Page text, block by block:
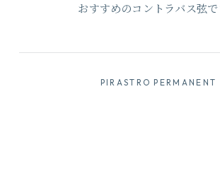
おすすめのコントラバス弦で
PIRASTRO PERMANENT